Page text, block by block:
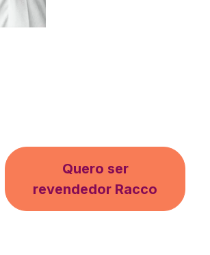
Quero ser
revendedor Racco